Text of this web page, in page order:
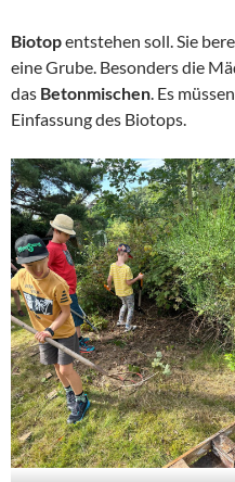
Biotopentstehen soll. Sie
eine Grube. Besonders die
das Betonmischen. Es
Einfassung des Biotops.